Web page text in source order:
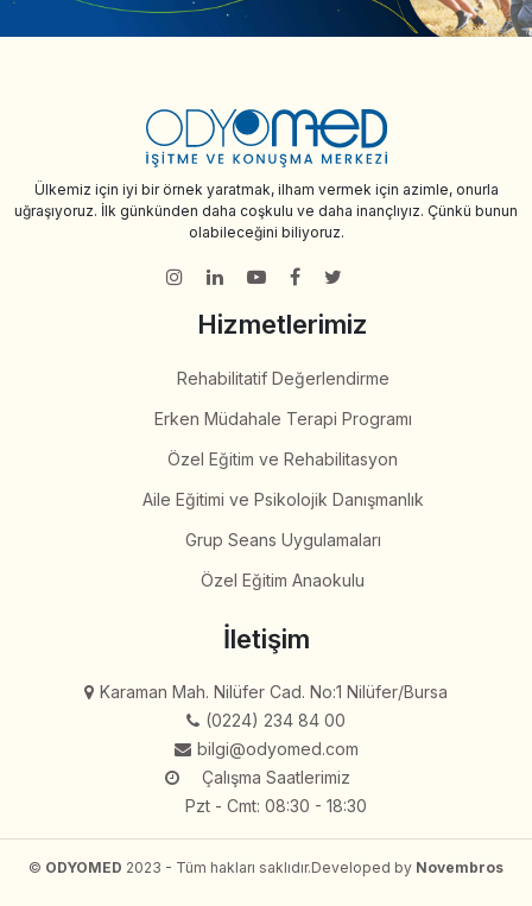
Ülkemiz için iyi bir örnek yaratmak, ilham vermek için azimle, onurla
uğraşıyoruz. İlk günkünden daha coşkulu ve daha inançlıyız. Çünkü bunun
olabileceğini biliyoruz.
Hizmetlerimiz
Rehabilitatif Değerlendirme
Erken Müdahale Terapi Programı
Özel Eğitim ve Rehabilitasyon
Aile Eğitimi ve Psikolojik Danışmanlık
Grup Seans Uygulamaları
Özel Eğitim Anaokulu
İletişim
Karaman Mah. Nilüfer Cad. No:1 Nilüfer/Bursa
(0224) 234 84 00
bilgi@odyomed.com
Çalışma Saatlerimiz
Pzt - Cmt: 08:30 - 18:30
© ODYOMED 2023 - Tüm hakları saklıdır.Developed by Novembros